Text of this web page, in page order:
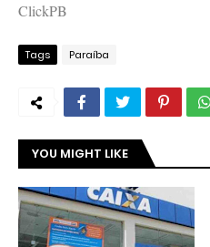
ClickPB
Tags Paraíba
YOU MIGHT LIKE